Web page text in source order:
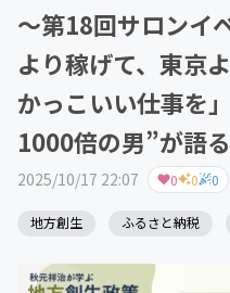
〜第18回サロンイ
より稼げて、東京
かっこいい仕事
1000倍の男”が語
2025/10/17 22:07 0 0 0
地方創生 ふるさと納税